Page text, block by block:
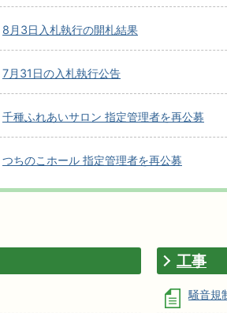
8月3日入札執行の開札結果
7月31日の入札執行公告
千種ふれあいサロン 指定管理者を再公募
つちのこホール 指定管理者を再公募
工事
騒音規